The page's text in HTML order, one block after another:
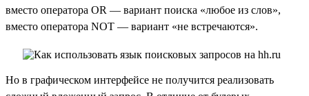
вместо оператора OR — вариант поиска «любое из слов»,
вместо оператора NOT — вариант «не встречаются».
Но в графическом интерфейсе не получится реализовать